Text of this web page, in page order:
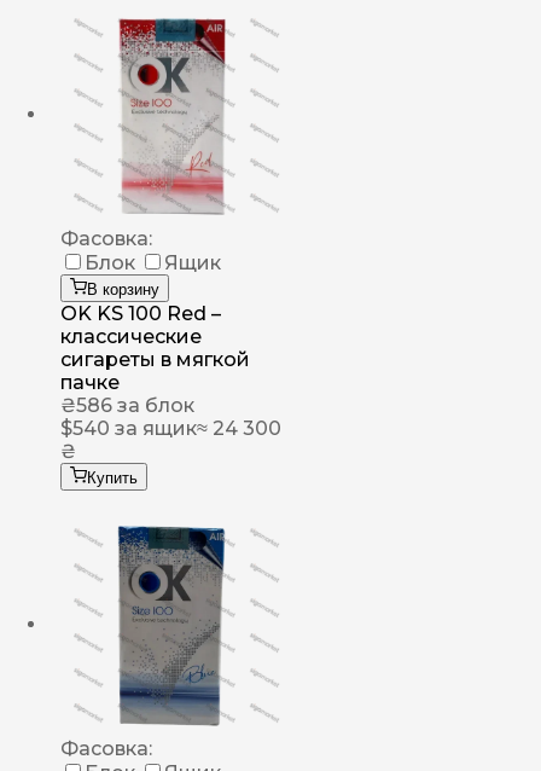
Фасовка:
Блок
Ящик
В корзину
OK KS 100 Red –
классические
сигареты в мягкой
пачке
₴586 за блок
$540 за ящик≈ 24 300
₴
Купить
Фасовка: